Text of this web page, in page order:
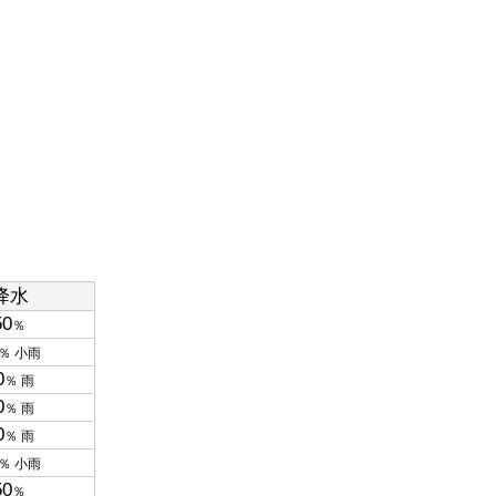
水
％
小雨
％ 雨
％ 雨
％ 雨
小雨
％